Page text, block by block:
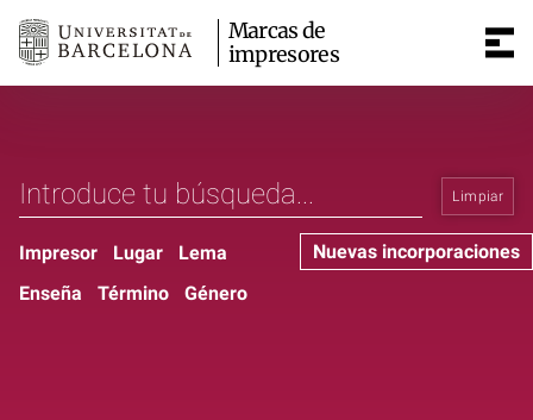
Marcas de
impresores
Limpiar
Nuevas incorporaciones
Impresor Lugar
Lema
Enseña
Término Género